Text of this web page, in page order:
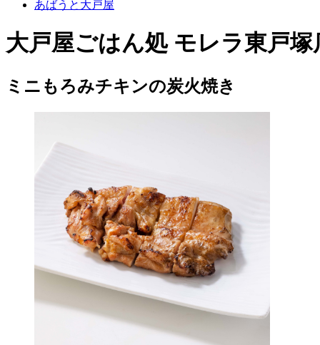
あばうと大戸屋
大戸屋ごはん処 モレラ東戸塚
ミニもろみチキンの炭火焼き